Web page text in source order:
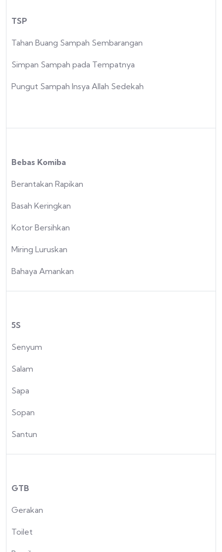
TSP
Tahan Buang Sampah Sembarangan
Simpan Sampah pada Tempatnya
Pungut Sampah Insya Allah Sedekah
Bebas Komiba
Berantakan Rapikan
Basah Keringkan
Kotor Bersihkan
Miring Luruskan
Bahaya Amankan
5S
Senyum
Salam
Sapa
Sopan
Santun
GTB
Gerakan
Toilet